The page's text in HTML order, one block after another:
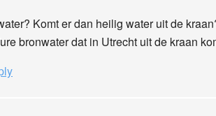
Komt er dan heilig water uit de
bronwater dat in Utrecht uit de kraan